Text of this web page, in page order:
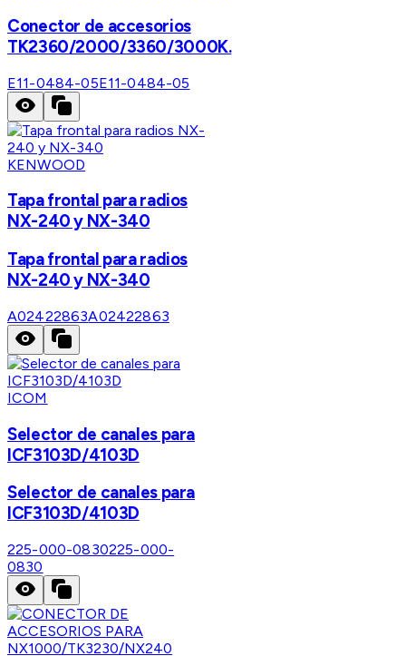
Conector de accesorios
TK2360/2000/3360/3000K.
E11-0484-05E11-0484-05
KENWOOD
Tapa frontal para radios
NX-240 y NX-340
Tapa frontal para radios
NX-240 y NX-340
A02422863A02422863
ICOM
Selector de canales para
ICF3103D/4103D
Selector de canales para
ICF3103D/4103D
225-000-0830225-000-
0830